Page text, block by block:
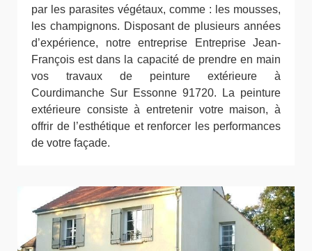
par les parasites végétaux, comme : les mousses,
les champignons. Disposant de plusieurs années
d’expérience, notre entreprise Entreprise Jean-
François est dans la capacité de prendre en main
vos travaux de peinture extérieure à
Courdimanche Sur Essonne 91720. La peinture
extérieure consiste à entretenir votre maison, à
offrir de l’esthétique et renforcer les performances
de votre façade.